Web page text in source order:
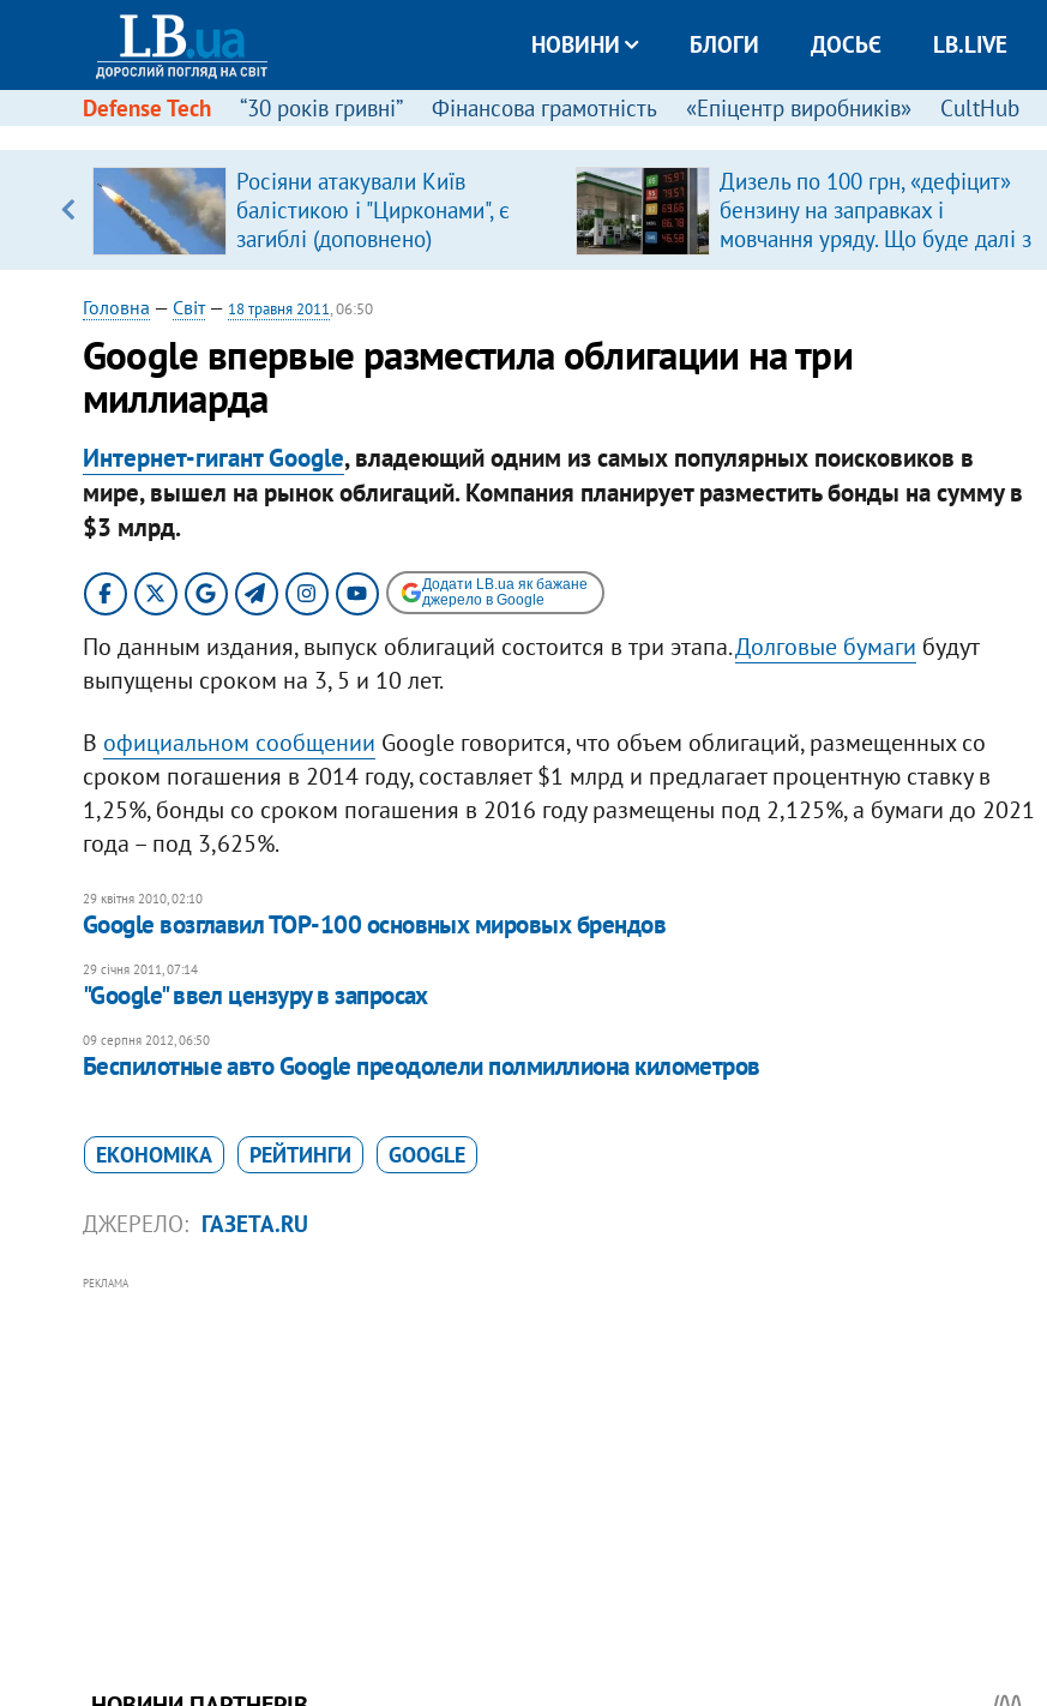
НОВИНИ БЛОГИ ДОСЬЄ LB.LIVE
Defense Tech “30 років гривні” Фінансова грамотність «Епіцентр виробників» CultHub
Росіяни атакували Київ
балістикою і "Цирконами", є
загиблі (доповнено)
Дизель по 100 грн, «дефіцит»
бензину на заправках і
мовчання уряду. Що буде далі з
цінами на пальне?
Головна — Світ— 18 травня 2011, 06:50
Google впервые разместила облигации на три
миллиарда
Интернет-гигант Google, владеющий одним из самых популярных поисковиков в
мире, вышел на рынок облигаций. Компания планирует разместить бонды на сумму в
$3 млрд.
Додати LB.ua як бажане
джерело в Google
По данным издания, выпуск облигаций состоится в три этапа.Долговые бумаги будут
выпущены сроком на 3, 5 и 10 лет.
В официальном сообщении Google говорится, что объем облигаций, размещенных со
сроком погашения в 2014 году, составляет $1 млрд и предлагает процентную ставку в
1,25%, бонды со сроком погашения в 2016 году размещены под 2,125%, а бумаги до 2021
года – под 3,625%.
29 квітня 2010, 02:10
Google возглавил ТОР-100 основных мировых брендов
29 січня 2011, 07:14
"Google" ввел цензуру в запросах
09 серпня 2012, 06:50
Беспилотные авто Google преодолели полмиллиона километров
ЕКОНОМІКА РЕЙТИНГИ GOOGLE
ДЖЕРЕЛО: ГАЗЕТА.RU
РЕКЛАМА